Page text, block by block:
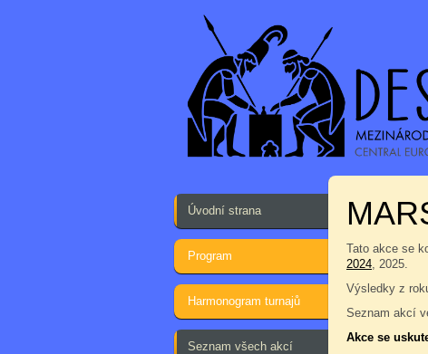
Úvodní strana
Program
Harmonogram turnajů
Seznam všech akcí
Tato akce se
2024, 2025.
Výsledky z
Seznam akcí
Akce se